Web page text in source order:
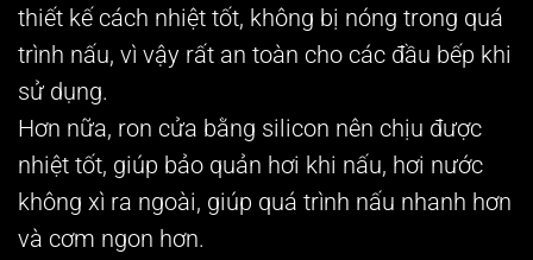
thiết kế cách nhiệt tốt, không bị nóng trong quá
trình nấu, vì vậy rất an toàn cho các đầu bếp khi
sử dụng.
Hơn nữa, ron cửa bằng silicon nên chịu được
nhiệt tốt, giúp bảo quản hơi khi nấu, hơi nước
không xì ra ngoài, giúp quá trình nấu nhanh hơn
và cơm ngon hơn.